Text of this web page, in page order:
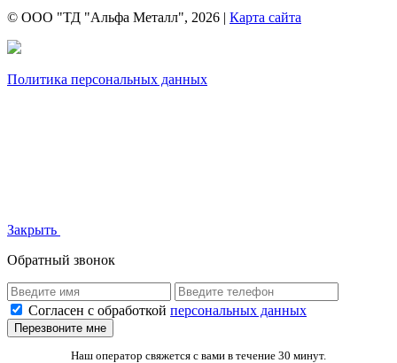
© ООО "ТД "Альфа Металл", 2026 | Карта сайта
Политика персональных данных
Закрыть
Обратный звонок
Согласен с обработкой персональных данных
Перезвоните мне
Наш оператор свяжется с вами в течение 30 минут.